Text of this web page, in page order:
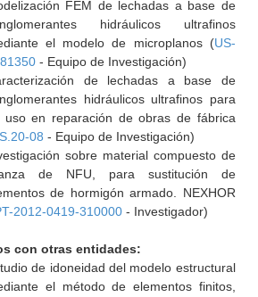
FEM de lechadas a base de
hidráulicos ultrafinos
el modelo de microplanos (US-
- Equipo de Investigación)
de lechadas a base de
hidráulicos ultrafinos para
uso en reparación de obras de fábrica
08 - Equipo de Investigación)
sobre material compuesto de
de NFU, para sustitución de
de hormigón armado. NEXHOR
2012-0419-310000- Investigador)
con otras entidades:
de idoneidad del modelo estructural
el método de elementos finitos,